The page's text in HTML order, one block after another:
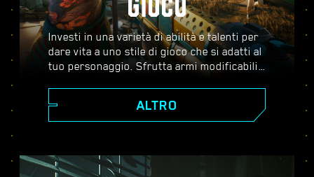
GIOCO
Investi in una varietà di abilità e talenti per
dare vita a uno stile di gioco che si adatti al
tuo personaggio. Sfrutta armi modificabili,
Affronta combattimenti ad armi spianate,
abbatti i nemici dalla distanza o infiltrati
vista.
ALTRO